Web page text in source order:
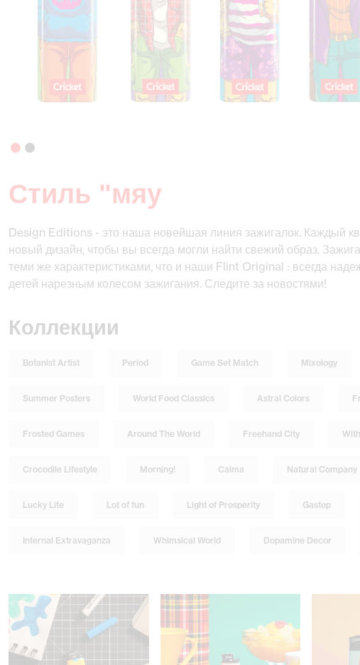
Стиль "мяу
Design Editions - это наша новейшая линия зажигалок. Каждый
новый дизайн, чтобы вы всегда могли найти свежий образ.
теми же характеристиками, что и наши Flint Original : всегда
детей нарезным колесом зажигания. Следите за новостями!
Коллекции
Botanist Artist Period Game Set Match Mixology
Summer Posters World Food Classics Astral Colors
Frosted Games Around The World Freehand City
Crocodile Lifestyle Morning! Calma Natural Company
Lucky Lite Lot of fun Light of Prosperity Gastop
Internal Extravaganza Whimsical World Dopamine Decor